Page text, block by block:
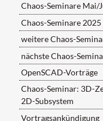
Chaos-Seminare Mai/
Chaos-Seminare 2025
weitere Chaos-
nächste Chaos-
OpenSCAD-Vorträge
Chaos-Seminar: 3D-
2D-Subsystem
Vortragsankündigung